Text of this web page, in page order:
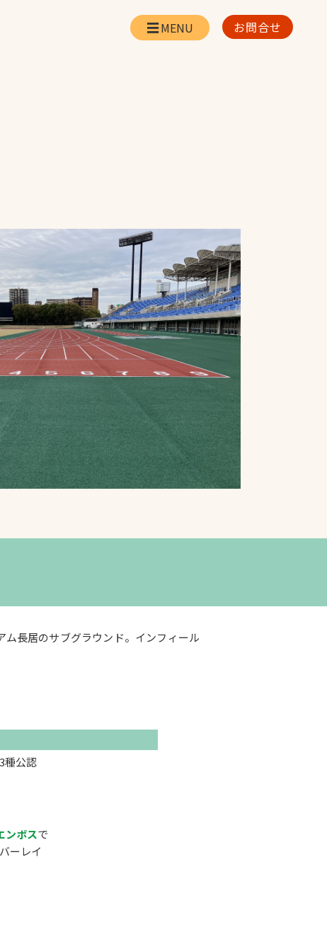
覧
ー
お取引先の皆様へ
プライバシーポリシ
ー
ソーシャルメディア
ポリシー
検索
お問合せ
長居のサブグラウンド。インフィール
種公認
ンボスで
ーレイ